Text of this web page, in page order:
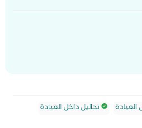
تحاليل داخل العيادة